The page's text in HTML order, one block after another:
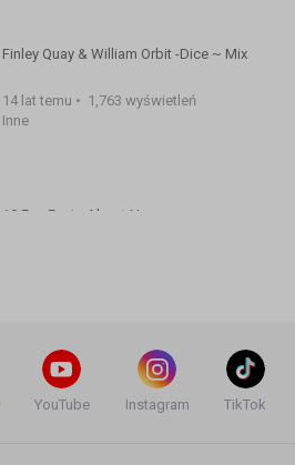
Finley Quay & William Orbit -Dice ~ Mix
14 lat temu • 1,763 wyświetleń
Inne
10 Fun Facts About Norway
Ice Music Festival 2014 - Geilo, Norway
Agata Dymna
YouTube Instagram TikTok